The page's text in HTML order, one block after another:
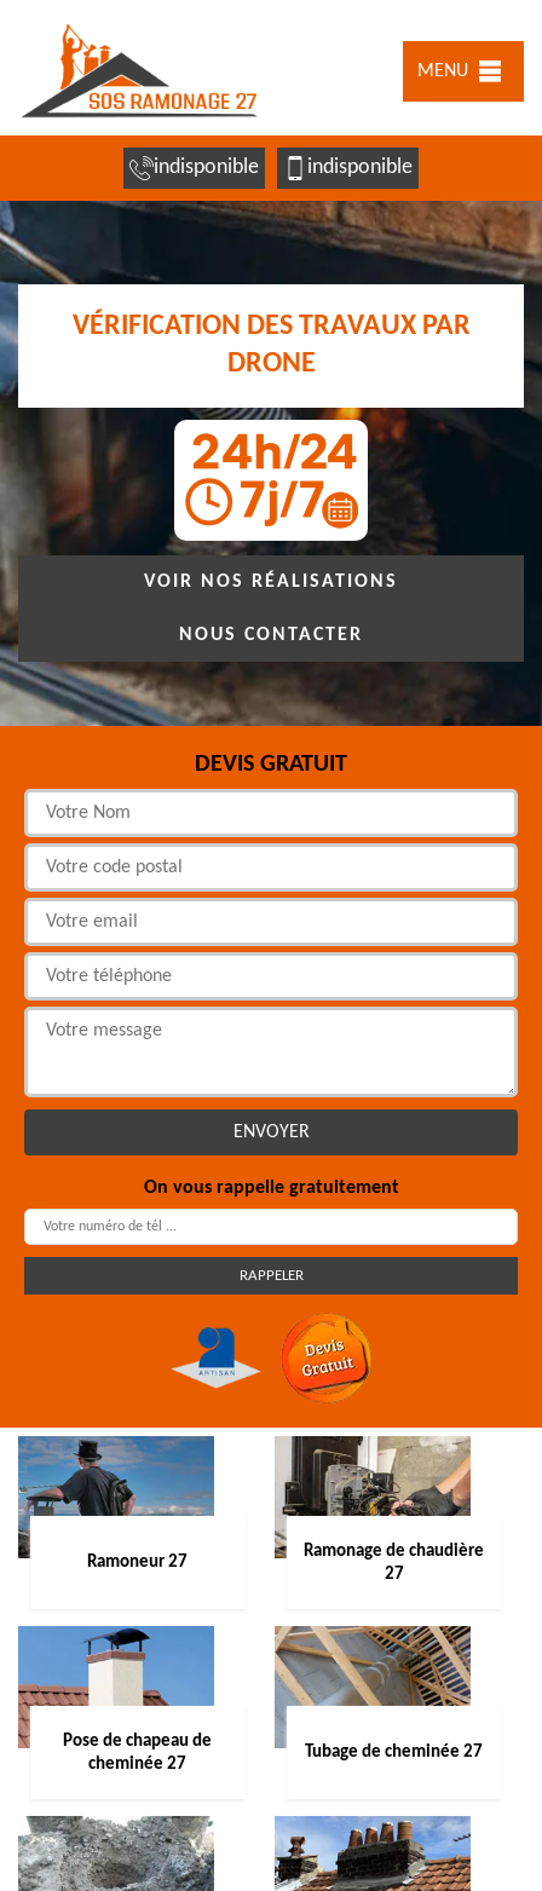
MENU
indisponible indisponible
VÉRIFICATION DES TRAVAUX PAR
DRONE
VOIR NOS RÉALISATIONS
NOUS CONTACTER
DEVIS GRATUIT
On vous rappelle gratuitement
Ramoneur 27
Ramonage de chaudière
27
Pose de chapeau de
cheminée 27
Tubage de cheminée 27